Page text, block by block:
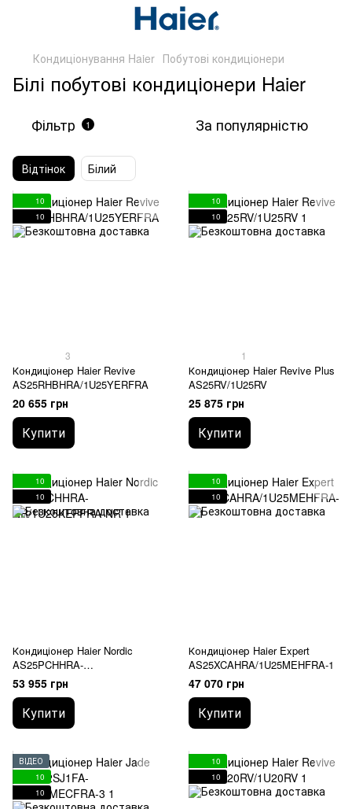
Кондиціонування Haier Побутові кондиціонери
Білі побутові кондиціонери Haier
Фільтр 1 За популярністю
Відтінок Білий
10
10
3
Кондиціонер Haier Revive
AS25RHBHRA/1U25YERFRA
20 655 грн
Купити
10
10
1
Кондиціонер Haier Revive Plus
AS25RV/1U25RV
25 875 грн
Купити
10
10
Кондиціонер Haier Nordic
AS25PCHHRA-
NR/1U25KEFFRA-NR
53 955 грн
Купити
10
10
Кондиціонер Haier Expert
AS25XCAHRA/1U25MEHFRA-1
47 070 грн
Купити
ВІДЕО
10
10
10
10